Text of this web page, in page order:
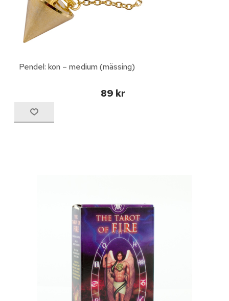
Pendel: kon – medium (mässing)
89 kr